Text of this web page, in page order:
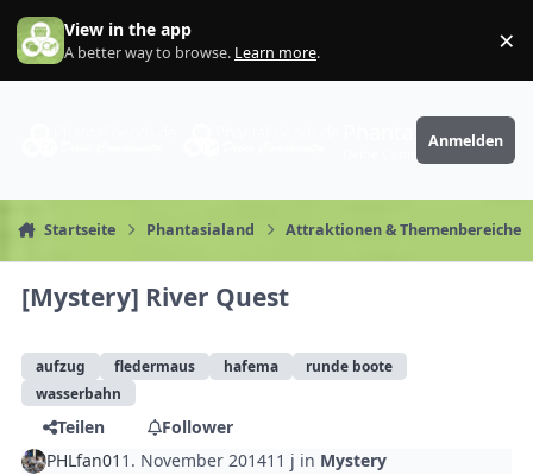
Zum Inhalt springen
View in the app
A better way to browse. Learn more. ×
PhantaFriends.de
Anmelden
Startseite Phantasialand Attraktionen & Themenbereiche
[Mystery] River Quest
aufzug fledermaus hafema
runde boote
wasserbahn
Teilen
Follower
PHLfan01 1. November 201411 j in Mystery